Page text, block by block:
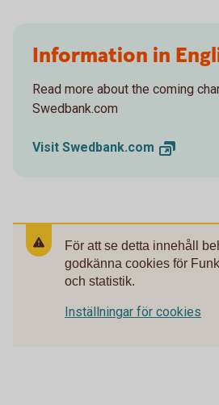
Information in
Read more about the coming
Swedbank.com
Visit Swedbank.com
För att se detta innehåll
godkänna cookies för
och statistik.
Inställningar för cookies